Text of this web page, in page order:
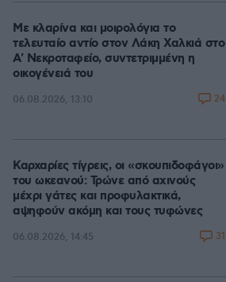
Με κλαρίνα και μοιρολόγια το
τελευταίο αντίο στον Λάκη Χαλκιά στο
A' Νεκροταφείο, συντετριμμένη η
οικογένειά του
06.08.2026, 13:10 24
Καρχαρίες τίγρεις, οι «σκουπιδοφάγοι»
του ωκεανού: Τρώνε από αχινούς
μέχρι γάτες και προφυλακτικά,
αψηφούν ακόμη και τους τυφώνες
06.08.2026, 14:45 31